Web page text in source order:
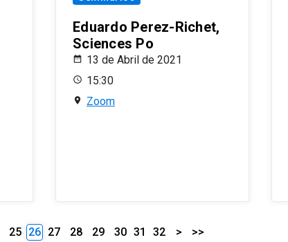
Eduardo Perez-Richet,
Sciences Po
13 de Abril de 2021
15:30
Zoom
25 26 27 28 29 30 31 32 > >>